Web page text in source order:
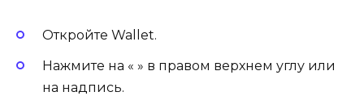
Откройте Wallet.
Нажмите на « » в правом верхнем углу или
на надпись.